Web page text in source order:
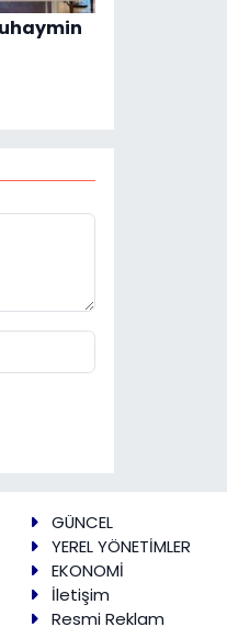
GÜNCEL
YEREL YÖNETİMLER
EKONOMİ
İletişim
Resmi Reklam